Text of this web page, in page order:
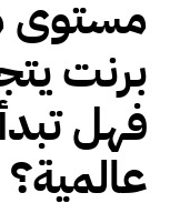
فهل
عالمية؟